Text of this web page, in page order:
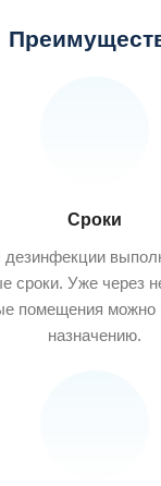
Сроки
сроки. Уже через
помещения можно
назначению.